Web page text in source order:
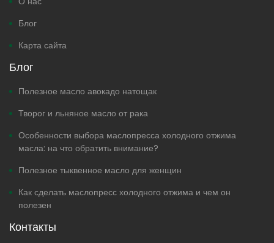
Блог
Карта сайта
Блог
Полезное масло авокадо натощак
Творог и льняное масло от рака
Особенности выбора маслопресса холодного отжима
масла: на что обратить внимание?
Полезное тыквенное масло для женщин
Как сделать маслопресс холодного отжима и чем он
полезен
Контакты